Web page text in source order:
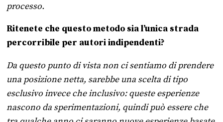
processo.
Ritenete che questo metodo sia l’unica strada
percorribile per autori indipendenti?
Da questo punto di vista non ci sentiamo di prendere
una posizione netta, sarebbe una scelta di tipo
esclusivo invece che inclusivo: queste esperienze
nascono da sperimentazioni, quindi può essere che